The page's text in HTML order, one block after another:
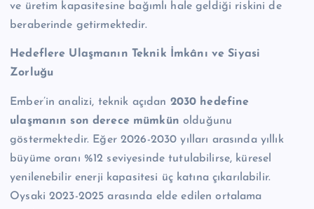
ve üretim kapasitesine bağımlı hale geldiği riskini de
beraberinde getirmektedir.
Hedeflere Ulaşmanın Teknik İmkânı ve Siyasi
Zorluğu
Ember’in analizi, teknik açıdan 2030 hedefine
ulaşmanın son derece mümkün olduğunu
göstermektedir. Eğer 2026-2030 yılları arasında yıllık
büyüme oranı %12 seviyesinde tutulabilirse, küresel
yenilenebilir enerji kapasitesi üç katına çıkarılabilir.
Oysaki 2023-2025 arasında elde edilen ortalama